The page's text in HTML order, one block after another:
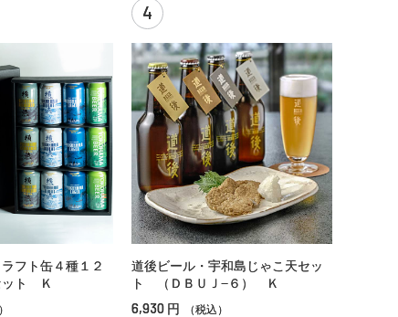
フト缶４種１２
ット Ｋ
4
道後ビール・宇和島じゃこ天セッ
ト （ＤＢＵＪ−６） Ｋ
6,930 円 （税込）